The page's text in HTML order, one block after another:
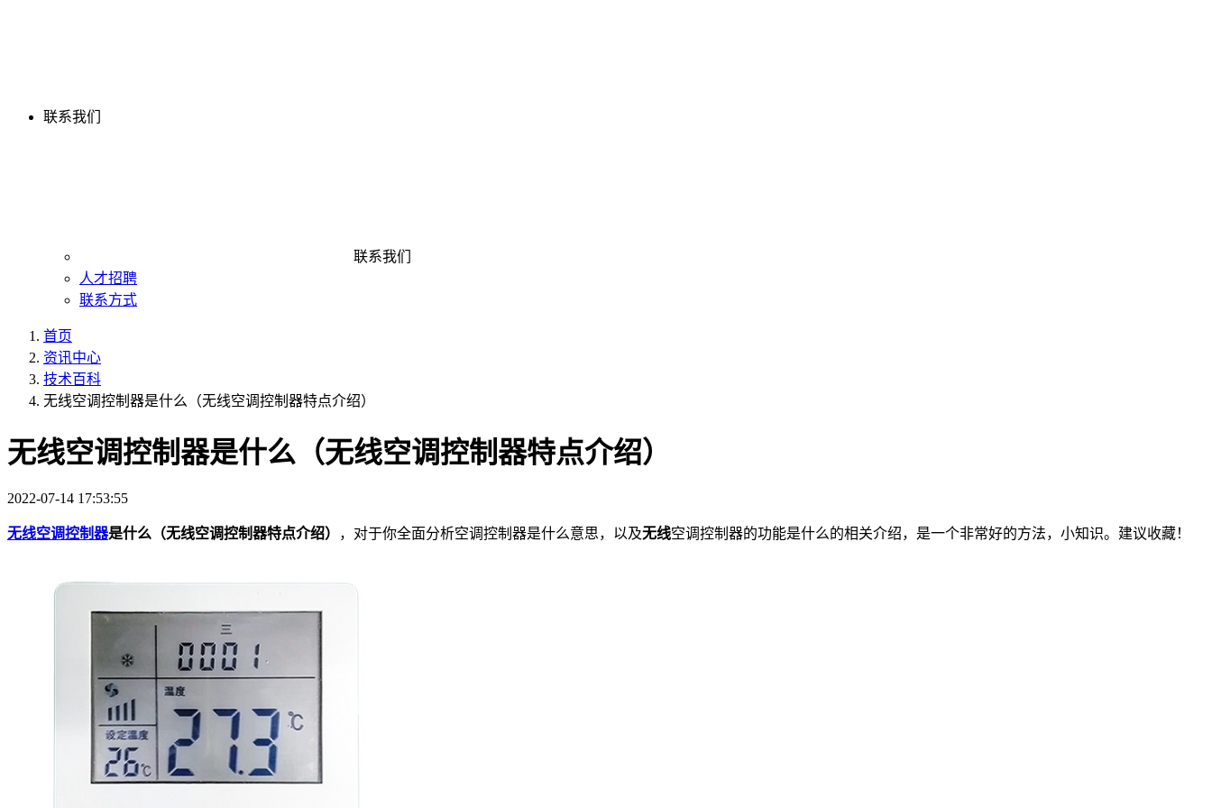
联系我们
联系我们
人才招聘
联系方式
首页
资讯中心
技术百科
无线空调控制器是什么（无线空调控制器特点介绍）
无线空调控制器是什么（无线空调控制器特点介绍）
2022-07-14 17:53:55
无线空调控制器是什么（无线空调控制器特点介绍） ，对于你全面分析空调控制器是什么意思，以及无线空调控制器的功能是什么的相关介绍，是一个非常好的方法，小知识。建议收藏！